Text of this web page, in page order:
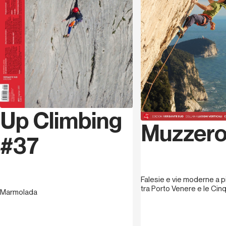
nuove, decine di prime invernali e solitarie, per gran
parte di difficoltà estrema. Guida alpina, appassionato
viaggiatore, vanta un’attività di oltre 80 spedizioni in
tutto il mondo: ha scalato in altissima quota sul Broad
Peak, Gasherbrum II, Cho Oyu, Manaslu e Nanga Parbat,
ma ha anche ricercato e salito molte altre montagne
difficili in roccia e ghiaccio, dalle vette della Patagonia
(Cerro Torre, Fitz Roy, Cerro Pier Giorgio) alle pareti di
tutto il mondo, dal Karakorum alla cordigliera Andina,
dall’America all’Africa, all’Asia (Monte Kenia, Aconcagua,
Muztagh Ata, Golden Peak, Torri di Trango, Torre di Uli
Biaho, Torre dell’Ogre, Kedarnath Peak, Baruntse II, Ama
Dablam, Mount Cook, Ararat, Damavand, Huascaran,
due guide di
alpinismo
Up Climbing
#37
Marmolada
Falesie e vie moderne a
tra Porto Venere e le